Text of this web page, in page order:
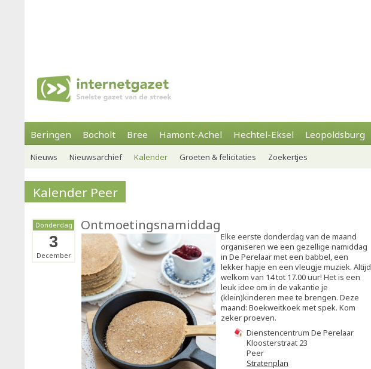
Beringen Bocholt Bree Hamont-Achel Hechtel-Eksel Leopoldsburg
Nieuws Nieuwsarchief Kalender Groeten & felicitaties Zoekertjes
Kalender Peer
Donderdag
3
December
Ontmoetingsnamiddag
Elke eerste donderdag van de maand
organiseren we een gezellige namiddag
in De Perelaar met een babbel, een
lekker hapje en een vleugje muziek. Altijd
welkom van 14 tot 17.00 uur! Het is een
leuk idee om in de vakantie je
(klein)kinderen mee te brengen. Deze
maand: Boekweitkoek met spek. Kom
zeker proeven.
Dienstencentrum De Perelaar
Kloosterstraat 23
Peer
Stratenplan